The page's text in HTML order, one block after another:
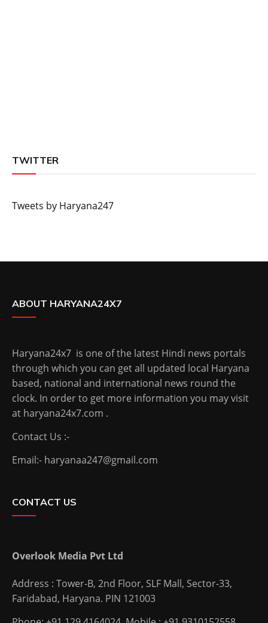
TWITTER
Tweets by Haryana247
ABOUT HARYANA24X7
Haryana24x7 is one of the latest Hindi news portals
through which you can get all updated local Haryana
based, national and international news round the
clock. In order to get more information you may visit
at haryana24x7.com .
Contact Us :-
Email:- haryanaa247@gmail.com
CONTACT US
Overlook Media Pvt Ltd
Address : Tower-B, 2nd Floor, SLF Mall, Sector-33,
Faridabad, Haryana. PIN 121003